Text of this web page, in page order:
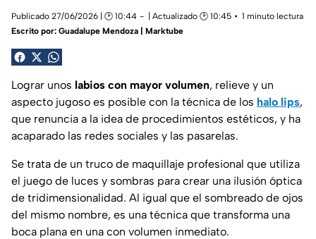
Publicado 27/06/2026 | 🕑 10:44 | Actualizado 🕑 10:45
1 minuto lectura
Escrito por: Guadalupe Mendoza | Marktube
Lograr unos labios con mayor volumen, relieve y un
aspecto jugoso es posible con la técnica de los halo lips,
que renuncia a la idea de procedimientos estéticos, y ha
acaparado las redes sociales y las pasarelas.
Se trata de un truco de maquillaje profesional que utiliza
el juego de luces y sombras para crear una ilusión óptica
de tridimensionalidad. Al igual que el sombreado de ojos
del mismo nombre, es una técnica que transforma una
boca plana en una con volumen inmediato.